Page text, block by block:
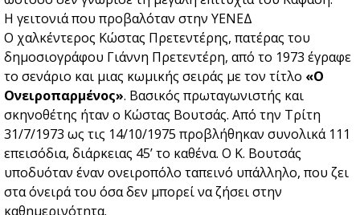
Η γειτονιά που προβαλόταν στην ΥΕΝΕΔ
Ο χαλκέντερος Κώστας Πρετεντέρης, πατέρας του
δημοσιογράφου Γιάννη Πρετεντέρη, από το 1973 έγραφε
το σενάριο και μιας κωμικής σειράς με τον τίτλο «Ο
Ονειροπαρμένος». Βασικός πρωταγωνιστής και
σκηνοθέτης ήταν ο Κώστας Βουτσάς. Από την Τρίτη
31/7/1973 ως τις 14/10/1975 προβλήθηκαν συνολικά 111
επεισόδια, διάρκειας 45’ το καθένα. Ο Κ. Βουτσάς
υποδυόταν έναν ονειροπόλο ταπεινό υπάλληλο, που ζει
στα όνειρά του όσα δεν μπορεί να ζήσει στην
καθημερινότητα.